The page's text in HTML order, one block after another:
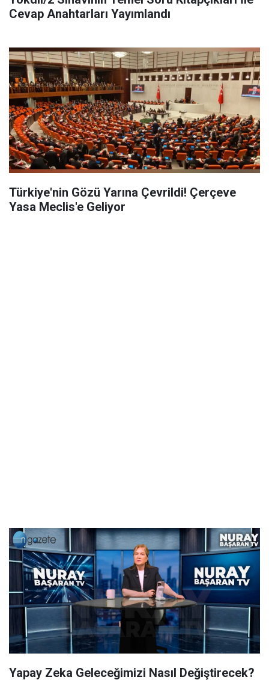
Cevap Anahtarları Yayımlandı
Türkiye'nin Gözü Yarına Çevrildi! Çerçeve
Yasa Meclis'e Geliyor
Yapay Zeka Geleceğimizi Nasıl Değiştirecek?